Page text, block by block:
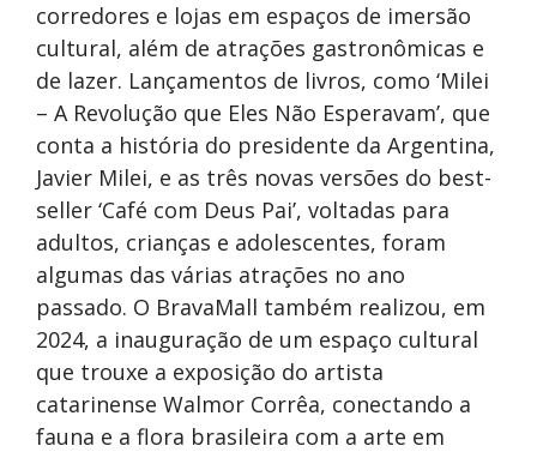
corredores e lojas em espaços de imersão
cultural, além de atrações gastronômicas e
de lazer. Lançamentos de livros, como ‘Milei
– A Revolução que Eles Não Esperavam’, que
conta a história do presidente da Argentina,
Javier Milei, e as três novas versões do best-
seller ‘Café com Deus Pai’, voltadas para
adultos, crianças e adolescentes, foram
algumas das várias atrações no ano
passado. O BravaMall também realizou, em
2024, a inauguração de um espaço cultural
que trouxe a exposição do artista
catarinense Walmor Corrêa, conectando a
fauna e a flora brasileira com a arte em